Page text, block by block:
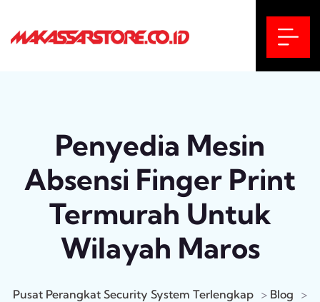
Penyedia Mesin
Absensi Finger Print
Termurah Untuk
Wilayah Maros
Pusat Perangkat Security System Terlengkap > Blog >